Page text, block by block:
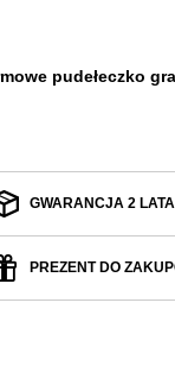
pudełeczko
GWARANCJA 2 LATA
PREZENT DO